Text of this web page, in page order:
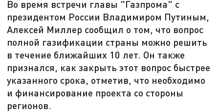
Во время встречи главы "Газпрома" с
президентом России Владимиром Путиным,
Алексей Миллер сообщил о том, что вопрос
полной газификации страны можно решить
в течение ближайших 10 лет. Он также
признался, как закрыть этот вопрос быстрее
указанного срока, отметив, что необходимо
и финансирование проекта со стороны
регионов.